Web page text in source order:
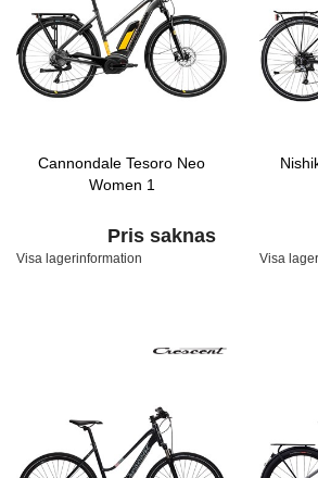
Cannondale Tesoro Neo
Women 1
Pris saknas
Visa lagerinformation Visa